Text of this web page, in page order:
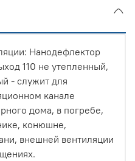
Нанодефлектор
110 не утепленный,
- служит для
канале
дома, в погребе,
конюшне,
внешней вентиляции